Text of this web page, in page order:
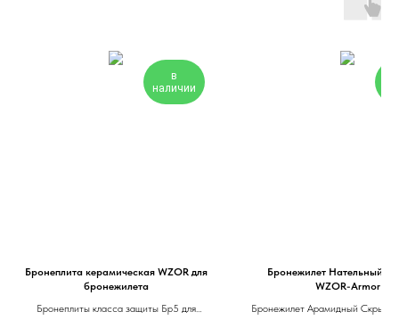
в
наличии
Бронеплита керамическая WZOR для
бронежилета
Бронеплиты класса защиты Бр5 для
Бронежилет Нательный
WZOR-Armor
Бронежилет Арамидный